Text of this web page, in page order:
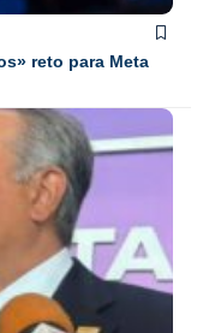
reto para Meta